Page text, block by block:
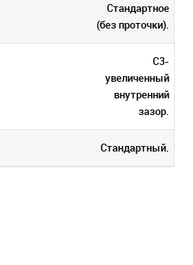
Стандартное
(без проточки).
C3-
увеличенный
внутренний
зазор.
Стандартный.